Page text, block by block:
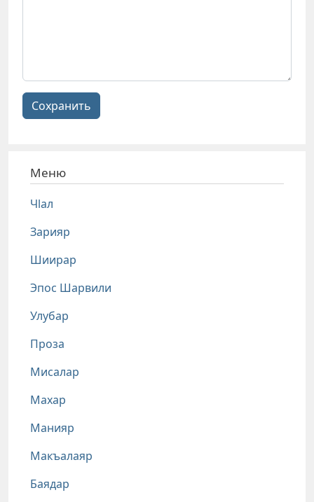
Сохранить
Меню
Чlал
Зарияр
Шиирар
Эпос Шарвили
Улубар
Проза
Мисалар
Махар
Манияр
Макъалаяр
Баядар